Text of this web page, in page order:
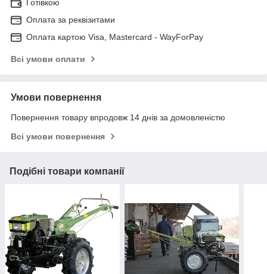
Готівкою
Оплата за реквізитами
Оплата картою Visa, Mastercard - WayForPay
Всі умови оплати
Умови повернення
Повернення товару впродовж 14 днів за домовленістю
Всі умови повернення
Подібні товари компанії